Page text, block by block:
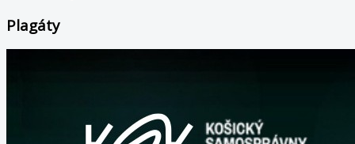
Plagáty